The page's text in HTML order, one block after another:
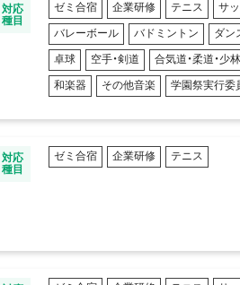
対応
種目
ゼミ合宿 企業研修 テニス サ
バレーボール バドミントン ダン
卓球 空手・剣道 合気道・柔道・少
和楽器 その他音楽 学園祭実行委
対応
種目
ゼミ合宿 企業研修 テニス